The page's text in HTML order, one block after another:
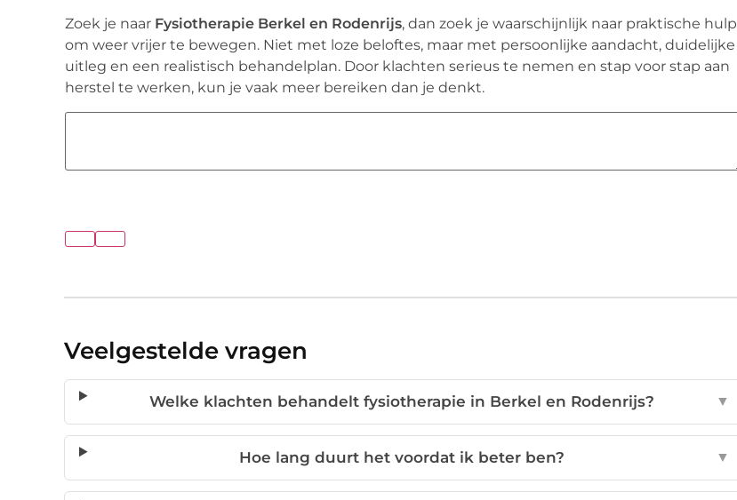
Zoek je naar Fysiotherapie Berkel en Rodenrijs, dan zoek je waarschijnlijk naar praktische hulp
om weer vrijer te bewegen. Niet met loze beloftes, maar met persoonlijke aandacht, duidelijke
uitleg en een realistisch behandelplan. Door klachten serieus te nemen en stap voor stap aan
herstel te werken, kun je vaak meer bereiken dan je denkt.
Veelgestelde vragen
Welke klachten behandelt fysiotherapie in Berkel en Rodenrijs? ▼
Hoe lang duurt het voordat ik beter ben? ▼